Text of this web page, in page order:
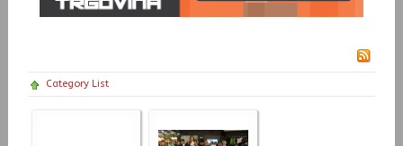
Category List